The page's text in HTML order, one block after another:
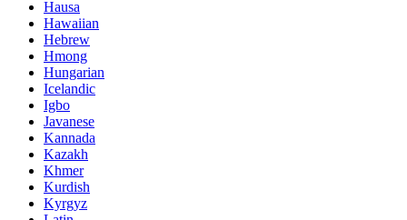
Hausa
Hawaiian
Hebrew
Hmong
Hungarian
Icelandic
Igbo
Javanese
Kannada
Kazakh
Khmer
Kurdish
Kyrgyz